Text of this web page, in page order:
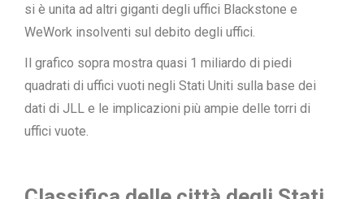
si è unita ad altri giganti degli uffici Blackstone e
WeWork insolventi sul debito degli uffici.
Il grafico sopra mostra quasi 1 miliardo di piedi
quadrati di uffici vuoti negli Stati Uniti sulla base dei
dati di JLL e le implicazioni più ampie delle torri di
uffici vuote.